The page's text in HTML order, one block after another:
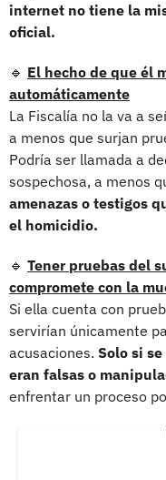
internet no tiene la
oficial.
🔹 El hecho de que él
automáticamente
La Fiscalía no la va a
a menos que surjan
Podría ser llamada a
sospechosa, a menos
amenazas o testigos
el homicidio.
🔹 Tener pruebas del
compromete con la
Si ella cuenta con
servirían únicamente
acusaciones. Solo si
eran falsas o
enfrentar un proceso